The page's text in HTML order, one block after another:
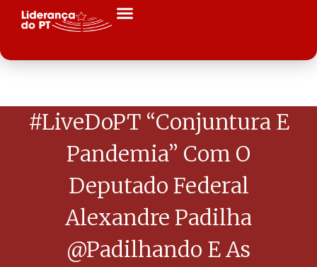
#LiveDoPT “Conjuntura E
Pandemia” Com O
Deputado Federal
Alexandre Padilha
@padilhando E As